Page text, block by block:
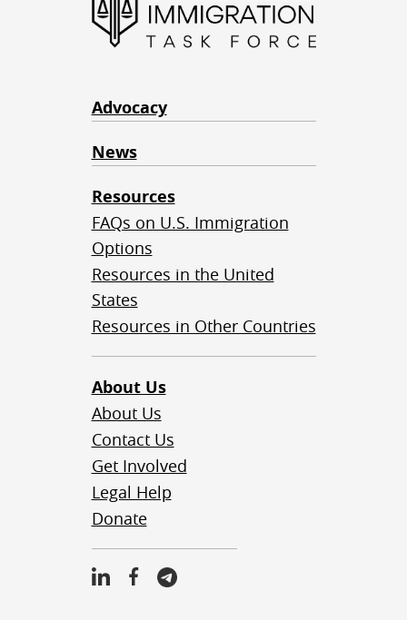
Advocacy
News
Resources
FAQs on U.S. Immigration
Options
Resources in the United
States
Resources in Other Countries
About Us
About Us
Contact Us
Get Involved
Legal Help
Donate